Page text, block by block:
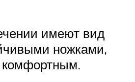
имеют вид
ножками,
комфортным.